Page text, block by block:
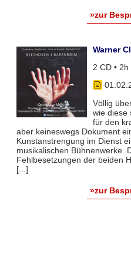
»zur
Warner
2 CD •
Völlig
wie diese
für den
aber keineswegs Dokument
Kunstanstrengung im Dienst
musikalischen Bühnenwerke.
Fehlbesetzungen der beiden
[...]
»zur